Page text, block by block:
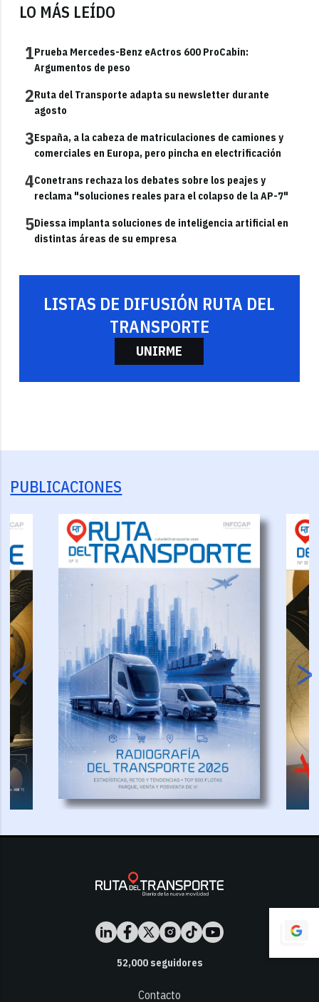
LO MÁS LEÍDO
1Prueba Mercedes-Benz eActros 600 ProCabin:
Argumentos de peso
2Ruta del Transporte adapta su newsletter durante
agosto
3España, a la cabeza de matriculaciones de camiones y
comerciales en Europa, pero pincha en electrificación
4Conetrans rechaza los debates sobre los peajes y
reclama "soluciones reales para el colapso de la AP-7"
5Diessa implanta soluciones de inteligencia artificial en
distintas áreas de su empresa
LISTAS DE DIFUSIÓN RUTA DEL
TRANSPORTE
UNIRME
PUBLICACIONES
52,000seguidores
Contacto